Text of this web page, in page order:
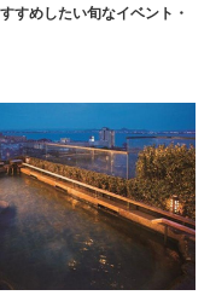
すめしたい旬なイベント・